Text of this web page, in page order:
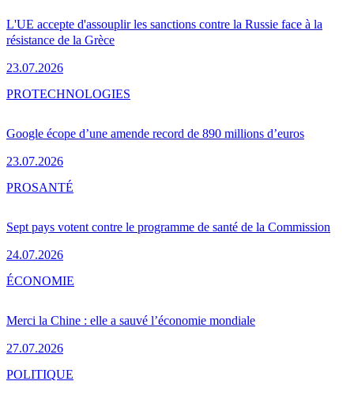
L'UE accepte d'assouplir les sanctions contre la Russie face à la
résistance de la Grèce
23.07.2026
Google écope d’une amende record de 890 millions d’euros
23.07.2026
PROTECHNOLOGIES
Sept pays votent contre le programme de santé de la Commission
24.07.2026
PROSANTÉ
Merci la Chine : elle a sauvé l’économie mondiale
27.07.2026
ÉCONOMIE
POLITIQUE